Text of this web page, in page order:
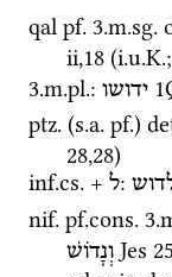
qal pf. 3.m.sg.
ii,18 (i.u.K.;
3.m.pl.: ידושו
ptz. (s.a. pf.)
28,28)
inf.cs. + ל:
nif. pf.cons. 3.
וְנָדוֹשׁ Jes